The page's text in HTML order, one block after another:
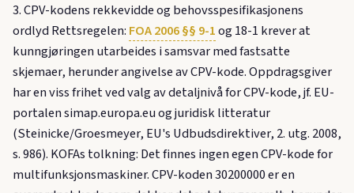
3. CPV-kodens rekkevidde og behovsspesifikasjonens
ordlyd Rettsregelen: FOA 2006 §§ 9-1og 18-1 krever at
kunngjøringen utarbeides i samsvar med fastsatte
skjemaer, herunder angivelse av CPV-kode. Oppdragsgiver
har en viss frihet ved valg av detaljnivå for CPV-kode, jf. EU-
portalen simap.europa.eu og juridisk litteratur
(Steinicke/Groesmeyer, EU's Udbudsdirektiver, 2. utg. 2008,
s. 986). KOFAs tolkning: Det finnes ingen egen CPV-kode for
multifunksjonsmaskiner. CPV-koden 30200000 er en